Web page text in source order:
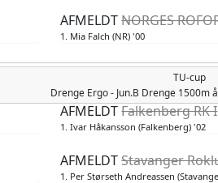
AFMELDTNORGES
1. Mia Falch (NR) '00
TU-cup
Drenge Ergo - Jun.B Drenge 1500m
AFMELDTFalkenberg RK I
1. Ivar Håkansson (Falkenberg) '02
AFMELDTStavanger
1. Per Størseth Andreassen